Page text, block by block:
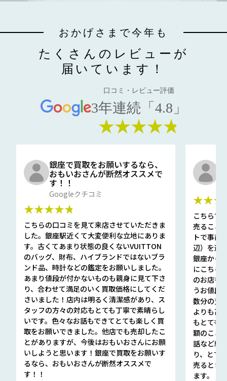
おかげさまで今年も
たくさんのレビューが
届いています！
口コミ・レビュー評価
3年連続「4.8」
★★★★★
銀座で買取をお願いするなら、
おもいおさんが断然オススメで
す！！
Googleクチコミ
★★★★★
こちらの口コミを見て来店させていただきま
した。銀座駅近くて大変便利な立地にありま
す。古くてあまり状態の良くないVUITTON
のバッグ、財布、ハイブランドではないブラ
ンド品、時計などの鑑定をお願いしました。
あまり値段が付かないものも親身に見て下さ
り、合わせて満足のいく買取価格にしてくだ
さいました！店内は明るく清潔感があり、ス
タッフの方々の対応もとても丁寧で素晴らし
いです。色々なお話もできてとても楽しく買
取をお願いできました。他店でも売却したこ
とがありますが、今後はおもいおさんにお願
いしようと思います！銀座で買取をお願いす
るなら、おもいおさんが断然オススメで
す！！
こちらで
売ること
トで事前
辺）を選
銀座から
にこちら
のお店も
うお値段
数分の査
よりも高
もとても
額のこと
話など細
り、とて
売るとき
ます。